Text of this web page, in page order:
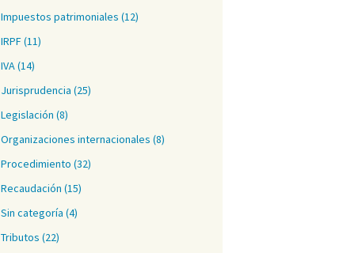
Impuestos patrimoniales (12)
IRPF(11)
IVA(14)
Jurisprudencia (25)
Legislación (8)
Organizaciones internacionales (8)
Procedimiento (32)
Recaudación (15)
Sin categoría (4)
Tributos (22)